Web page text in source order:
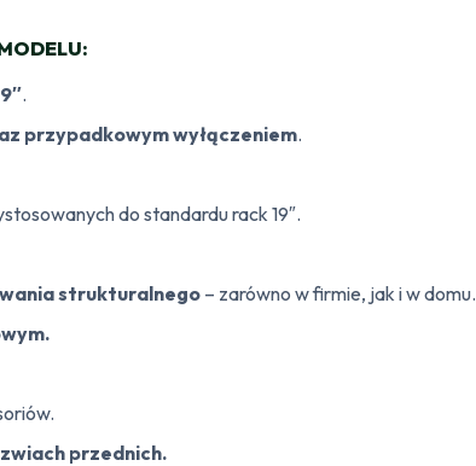
.
przypadkowym wyłączeniem.
do standardu rack 19″.
strukturalnego – zarówno w firmie, jak i w domu.
przednich.